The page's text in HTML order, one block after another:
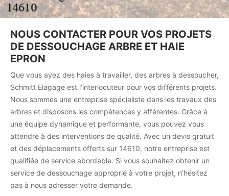
NOUS CONTACTER POUR VOS PROJETS
DE DESSOUCHAGE ARBRE ET HAIE
EPRON
Que vous ayez des haies à travailler, des arbres à dessoucher,
Schmitt Elagage est l’interlocuteur pour vos différents projets.
Nous sommes une entreprise spécialiste dans les travaux des
arbres et disposons les compétences y afférentes. Grâce à
une équipe dynamique et performante, vous pouvez vous
attendre à des interventions de qualité. Avec un devis gratuit
et des déplacements offerts sur 14610, notre entreprise est
qualifiée de service abordable. Si vous souhaitez obtenir un
service de dessouchage approprié à votre projet, n’hésitez
pas à nous adresser votre demande.